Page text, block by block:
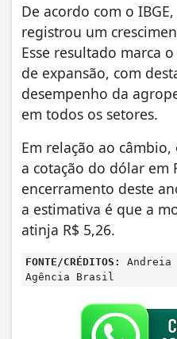
De acordo com o
registrou um
Esse resultado marca
de expansão, com
desempenho da
em todos os setores.
Em relação ao
a cotação do dólar em
encerramento deste
a estimativa é que a
atinja R$ 5,26.
FONTE/CRÉDITOS:
Andreia
Agência Brasil